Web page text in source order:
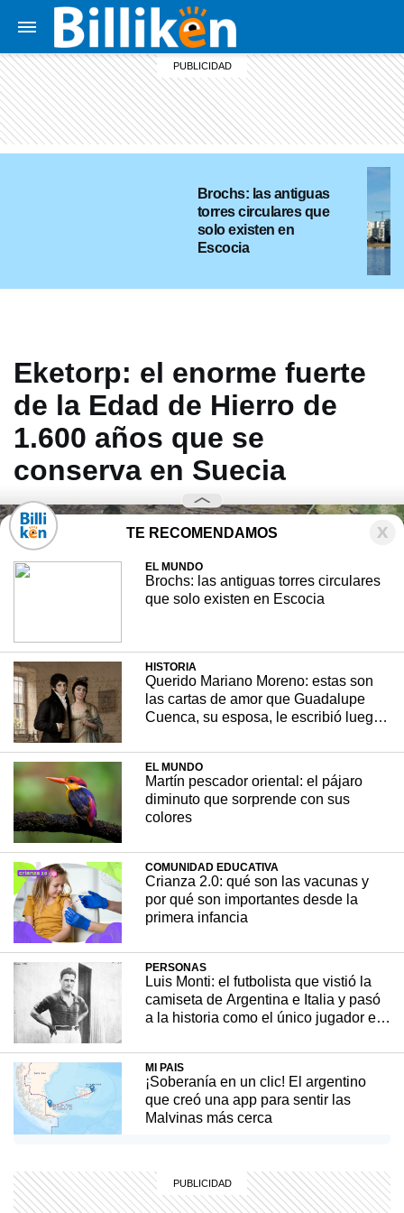
Brochs: las antiguas
torres circulares que
solo existen en
Escocia
Eketorp: el enorme fuerte
de la Edad de Hierro de
1.600 años que se
conserva en Suecia
Ubicado en una isla del mar Báltico, Eketorp
es uno de los asentamientos fortificados
mejor conservados de Europa. Su historia
revela cómo vivían, se defendían y
evolucionaban las comunidades nórdicas
hace más de un milenio.
HISTORIA 25 marzo, 2026
TE RECOMENDAMOS
EL MUNDO
Brochs: las antiguas torres circulares
que solo existen en Escocia
HISTORIA
Querido Mariano Moreno: estas son
las cartas de amor que Guadalupe
Cuenca, su esposa, le escribió luego
EL MUNDO
Martín pescador oriental: el pájaro
diminuto que sorprende con sus
colores
COMUNIDAD EDUCATIVA
Crianza 2.0: qué son las vacunas y
por qué son importantes desde la
primera infancia
PERSONAS
Luis Monti: el futbolista que vistió la
camiseta de Argentina e Italia y pasó
a la historia como el único jugador en
Mundo
MI PAIS
¡Soberanía en un clic! El argentino
que creó una app para sentir las
Malvinas más cerca
¿Sabías que Manuel Belgrano era
descendiente de italianos?